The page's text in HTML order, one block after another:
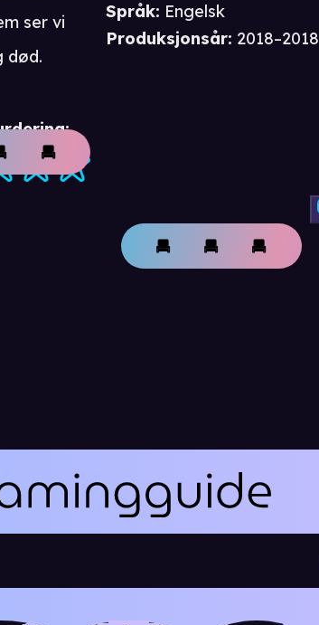
Språk: Engelsk
Produksjonsår: 2018–2018
ser vi
død.